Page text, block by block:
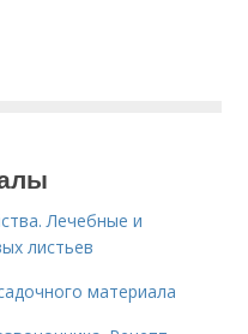
Лечебные и
листьев
материала